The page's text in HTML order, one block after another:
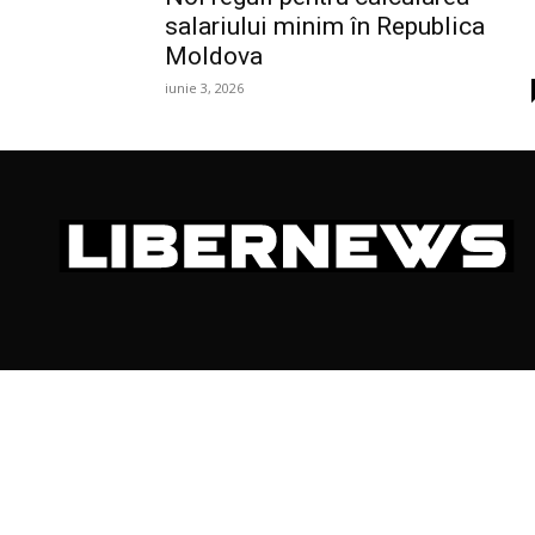
salariului minim în Republica
Moldova
iunie 3, 2026